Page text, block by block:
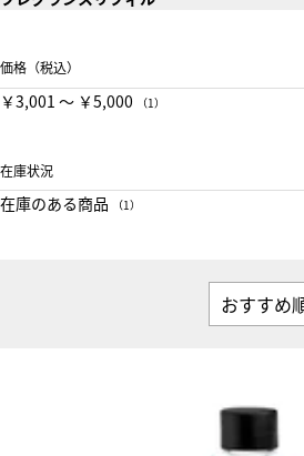
価格（税込）
￥3,001 〜 ￥5,000 （1）
在庫状況
在庫のある商品 （1）